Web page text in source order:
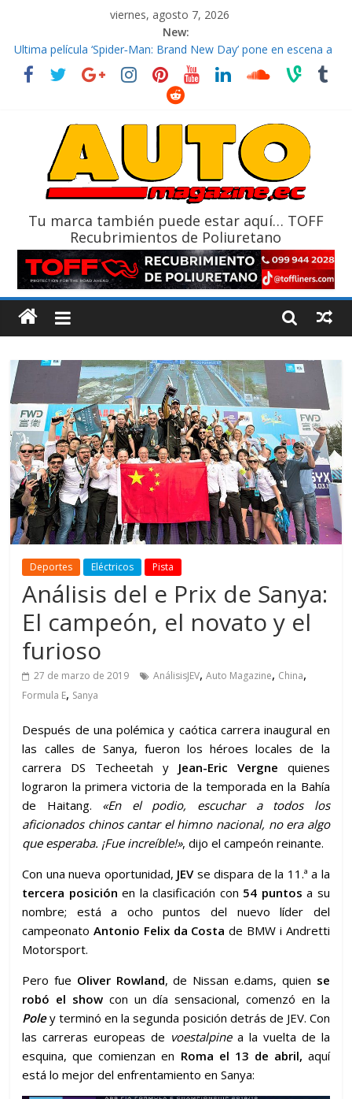
viernes, agosto 7, 2026
New:
El costo de tener un vehículo gana protagonismo a la hora de
decidir
Ultima película ‘Spider‑Man: Brand New Day’ pone en escena a
La Vuelta al Ecuador 2026, edición 47ª, recorre 7 provincias en 8
La FEDAK recibe 12 Sinotruk Bolden para cubrir las rutas de La
Tu marca también puede estar aquí… TOFF
Recubrimientos de Poliuretano
Deportes Eléctricos Pista
Análisis del e Prix de Sanya:
El campeón, el novato y el
furioso
27 de marzo de 2019 AnálisisJEV,Auto Magazine, China,
Formula E, Sanya
Después de una polémica y caótica carrera inaugural en
las calles de Sanya, fueron los héroes locales de la
carrera DS Techeetah y Jean-Eric Vergne quienes
lograron la primera victoria de la temporada en la Bahía
de Haitang. «En el podio, escuchar a todos los
aficionados chinos cantar el himno nacional, no era algo
que esperaba. ¡Fue increíble!», dijo el campeón reinante.
Con una nueva oportunidad, JEVse dispara de la 11.ª a la
tercera posición en la clasificación con 54 puntos a su
nombre; está a ocho puntos del nuevo líder del
campeonatoAntonio Felix da Costa de BMW i Andretti
Motorsport.
Pero fue Oliver Rowland, de Nissan e.dams, quien se
robó el show con un día sensacional, comenzó en la
Poley terminó en la segunda posición detrás de JEV. Con
las carreras europeas de voestalpine a la vuelta de la
esquina, que comienzan en Roma el 13 de abril, aquí
está lo mejor del enfrentamiento en Sanya: